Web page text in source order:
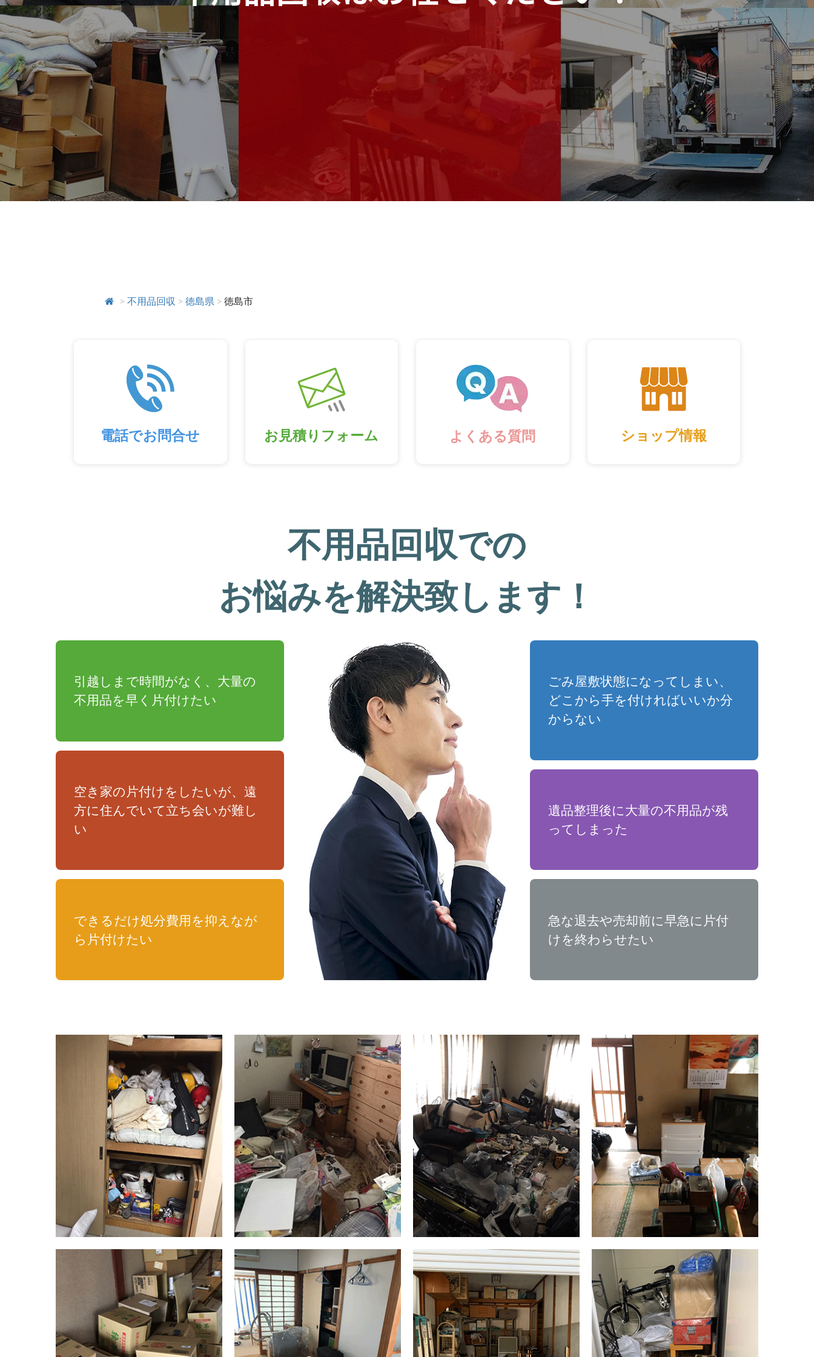
> 不用品回収 > 徳島県 > 徳島市
電話でお問合せ お見積りフォーム よくある質問 ショップ情報
不用品回収での
お悩みを解決致します！
引越しまで時間がなく、大量の
不用品を早く片付けたい
空き家の片付けをしたいが、遠
方に住んでいて立ち会いが難し
い
できるだけ処分費用を抑えなが
ら片付けたい
ごみ屋敷状態になってしまい、
どこから手を付ければいいか分
からない
遺品整理後に大量の不用品が残
ってしまった
急な退去や売却前に早急に片付
けを終わらせたい